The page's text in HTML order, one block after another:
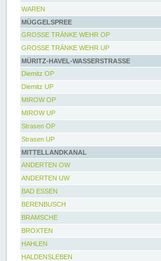
WAREN
MÜGGELSPREE
GROSSE TRÄNKE WEHR OP
GROSSE TRÄNKE WEHR UP
MÜRITZ-HAVEL-WASSERSTRASSE
Diemitz OP
Diemitz UP
MIROW OP
MIROW UP
Strasen OP
Strasen UP
MITTELLANDKANAL
ANDERTEN OW
ANDERTEN UW
BAD ESSEN
BERENBUSCH
BRAMSCHE
BROXTEN
HAHLEN
HALDENSLEBEN